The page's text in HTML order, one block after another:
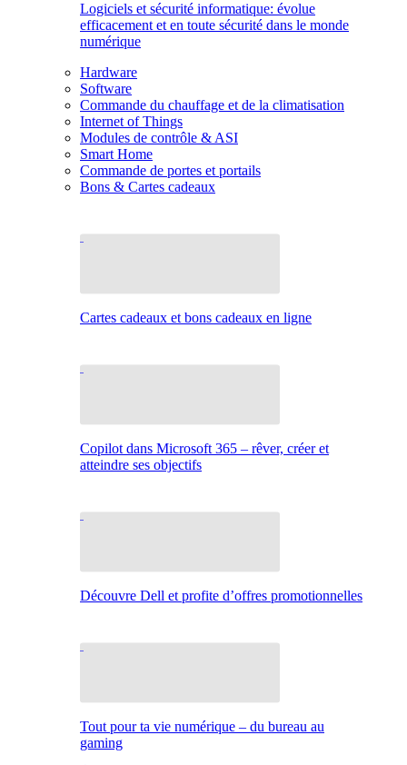
Logiciels et sécurité informatique: évolue
efficacement et en toute sécurité dans le monde
numérique
Hardware
Software
Commande du chauffage et de la climatisation
Internet of Things
Modules de contrôle & ASI
Smart Home
Commande de portes et portails
Bons & Cartes cadeaux
Cartes cadeaux et bons cadeaux en ligne
Copilot dans Microsoft 365 – rêver, créer et
atteindre ses objectifs
Découvre Dell et profite d’offres promotionnelles
Tout pour ta vie numérique – du bureau au
gaming